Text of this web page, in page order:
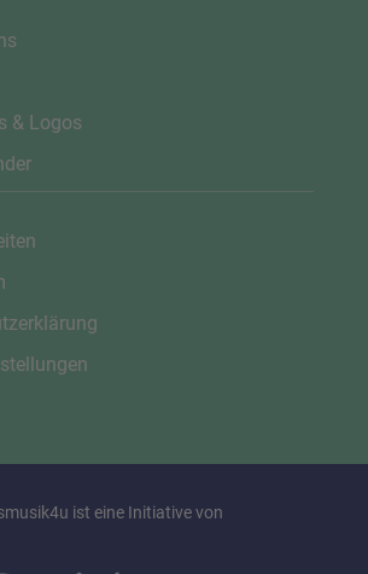
& Logos
ist eine Initiative von